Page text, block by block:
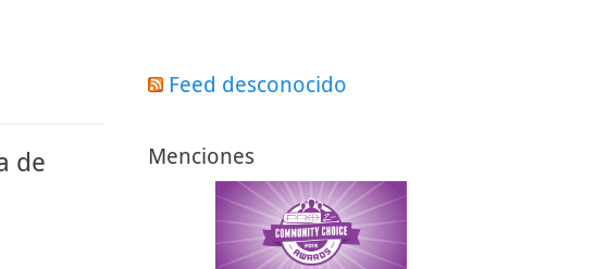
de
Feed desconocido
Menciones